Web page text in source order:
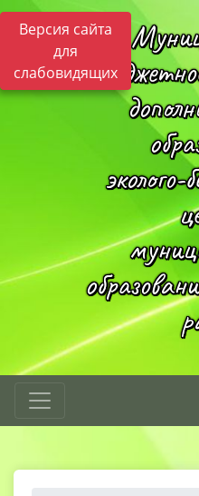
Версия сайта
для
слабовидящих
эколого-